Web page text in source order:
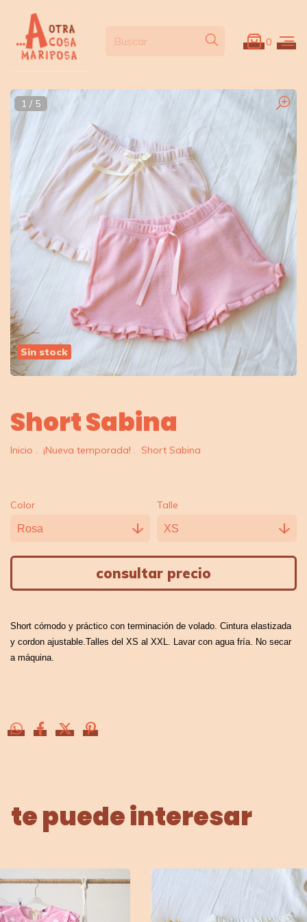
0
Short Sabina
Inicio ¡Nueva temporada! Short Sabina
Color Talle
Short cómodo y práctico con terminación de volado. Cintura elastizada
y cordon ajustable.Talles del XS al XXL. Lavar con agua fría. No secar
a máquina.
Sin stock
1 / 5
te puede interesar